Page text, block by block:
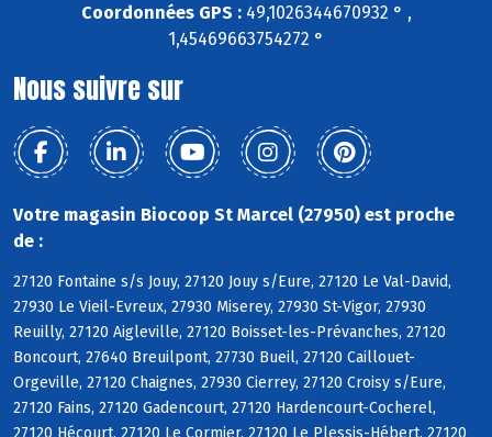
Coordonnées GPS :49,1026344670932 ° ,
1,45469663754272 °
Nous suivre sur
Votre magasin Biocoop St Marcel (27950) est proche
de :
27120 Fontaine s/s Jouy, 27120 Jouy s/Eure, 27120 Le Val-David,
27930 Le Vieil-Evreux, 27930 Miserey, 27930 St-Vigor, 27930
Reuilly, 27120 Aigleville, 27120 Boisset-les-Prévanches, 27120
Boncourt, 27640 Breuilpont, 27730 Bueil, 27120 Caillouet-
Orgeville, 27120 Chaignes, 27930 Cierrey, 27120 Croisy s/Eure,
27120 Fains, 27120 Gadencourt, 27120 Hardencourt-Cocherel,
27120 Hécourt, 27120 Le Cormier, 27120 Le Plessis-Hébert, 27120